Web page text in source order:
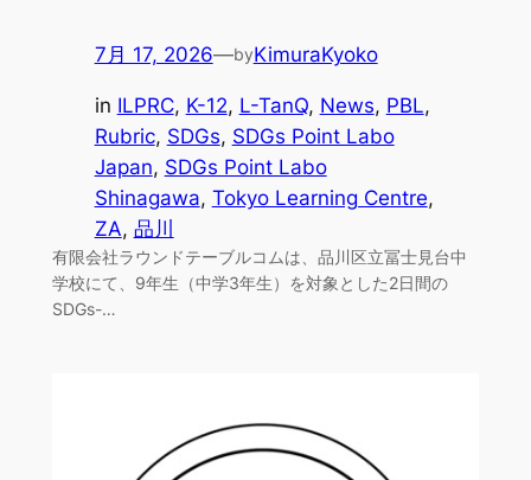
7月 17, 2026—byKimuraKyoko
in ILPRC, K-12, L-TanQ, News, PBL
Rubric, SDGs, SDGs Point Labo
Japan, SDGs Point Labo
Shinagawa, Tokyo Learning Centre
ZA, 品川
有限会社ラウンドテーブルコムは、品川区立冨士見台中
学校にて、9年生（中学3年生）を対象とした2日間の
SDGs-…